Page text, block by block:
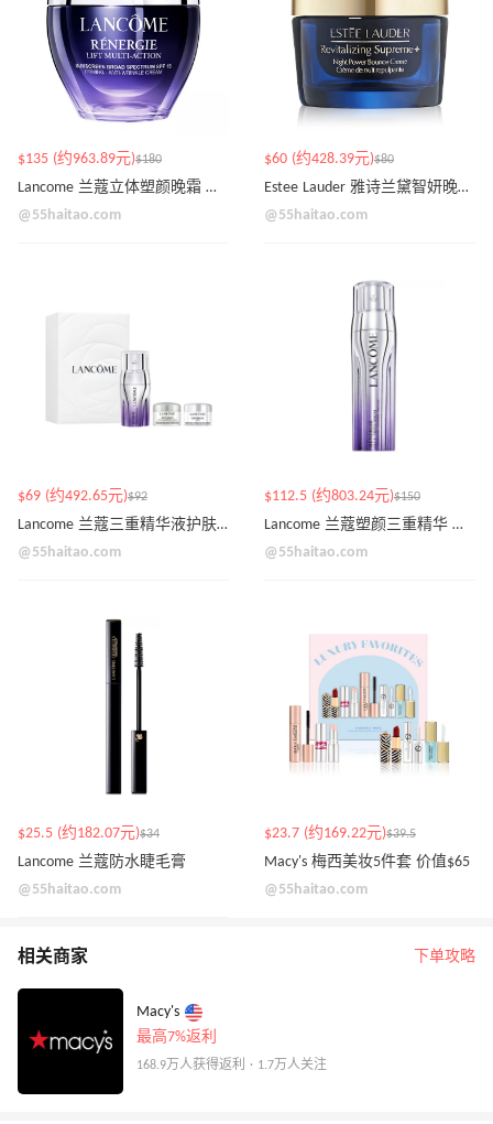
$135 (约963.89元)$180
Lancome 兰蔻立体塑颜晚霜 约75ml装
@55haitao.com
$60 (约428.39元)$80
Estee Lauder 雅诗兰黛智妍晚霜 30ml
@55haitao.com
$69 (约492.65元)$92
Lancome 兰蔻三重精华液护肤套装 （价值$118）
@55haitao.com
$112.5 (约803.24元)$150
Lancome 兰蔻塑颜三重精华 约50ml装
@55haitao.com
$25.5 (约182.07元)$34
Lancome 兰蔻防水睫毛膏
@55haitao.com
$23.7 (约169.22元)$39.5
Macy's 梅西美妆5件套 价值$65
@55haitao.com
相关商家 下单攻略
Macy's
最高7%返利
168.9万人获得返利 · 1.7万人关注